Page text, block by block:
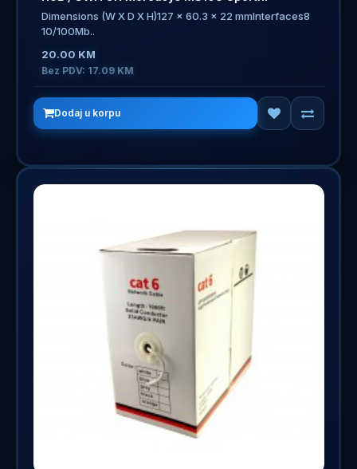
Dimensions (W X D X H)127 x 60.3 x 22 mmInterfaces8
10/100Mb..
20.00 KM
Bez PDV: 17.09 KM
Dodaj u korpu